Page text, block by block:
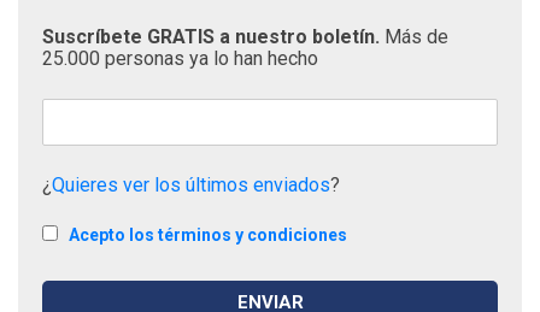
Suscríbete GRATIS a nuestro boletín. Más de
25.000 personas ya lo han hecho
¿Quieres ver los últimos enviados?
Acepto los términos y condiciones